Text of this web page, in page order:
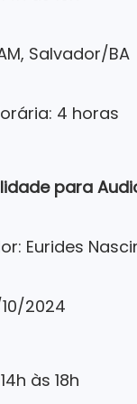
Salvador/BA
4 horas
para
Eurides
2024
às 18h